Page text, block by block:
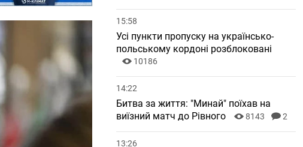
15:58
Усі пункти пропуску на українсько-
польському кордоні розблоковані
10186
14:22
Битва за життя: "Минай" поїхав на
виїзний матч до Рівного
8143 2
13:26